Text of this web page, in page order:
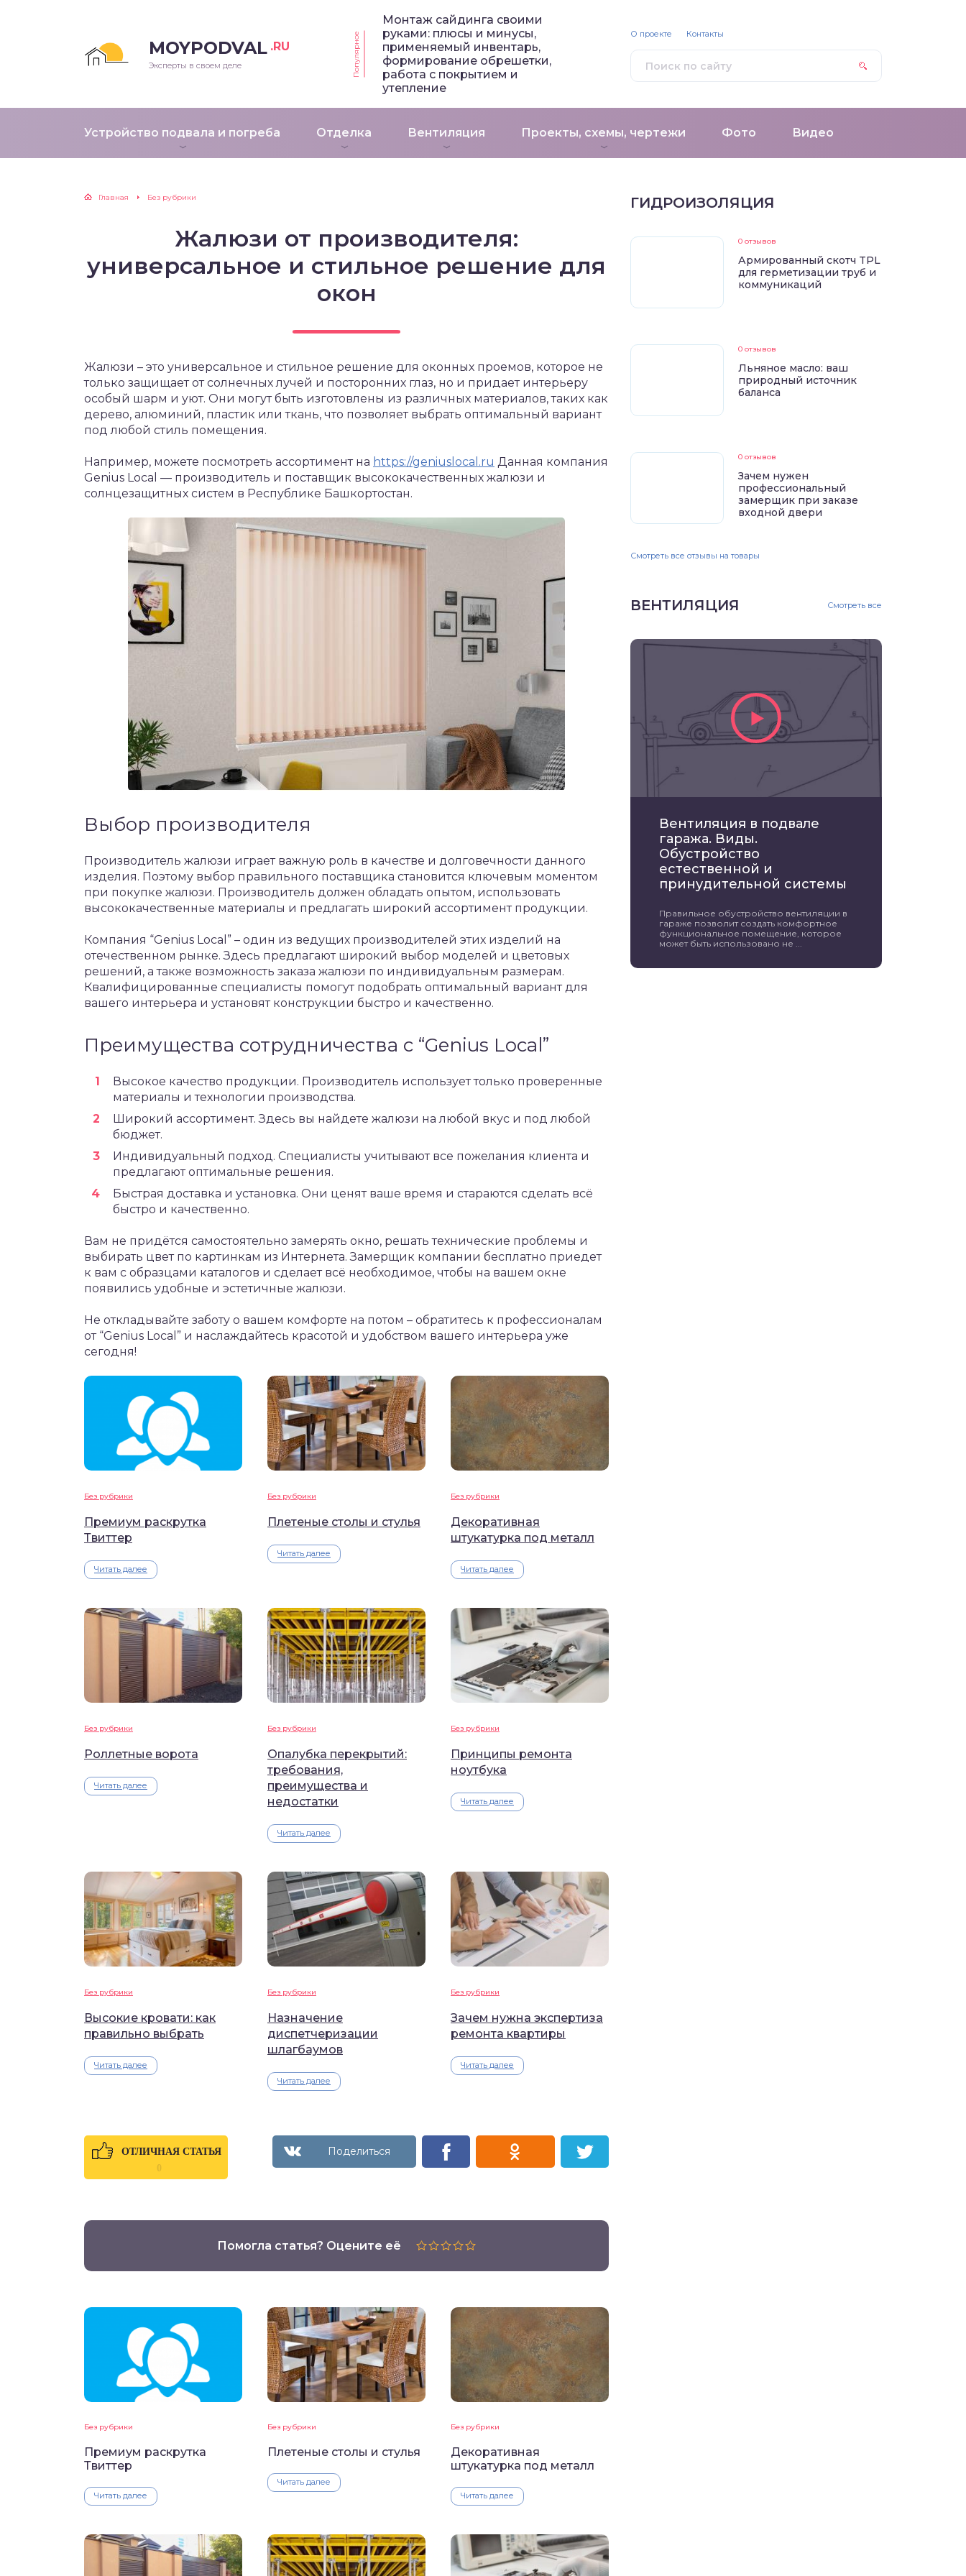
MOYPODVAL .RU
Эксперты в своем деле Популярное
Монтаж сайдинга своими
руками: плюсы и минусы,
применяемый инвентарь,
формирование обрешетки,
работа с покрытием и
утепление
Устройство подвала и погреба Отделка Вентиляция Проекты, схемы, чертежи Фото Видео
О проекте Контакты
Главная Без рубрики
Жалюзи от производителя:
универсальное и стильное решение для
окон
Жалюзи – это универсальное и стильное решение для оконных проемов, которое не
только защищает от солнечных лучей и посторонних глаз, но и придает интерьеру
особый шарм и уют. Они могут быть изготовлены из различных материалов, таких как
дерево, алюминий, пластик или ткань, что позволяет выбрать оптимальный вариант
под любой стиль помещения.
Например, можете посмотреть ассортимент на https://geniuslocal.ru Данная компания
Genius Local — производитель и поставщик высококачественных жалюзи и
солнцезащитных систем в Республике Башкортостан.
Выбор производителя
Производитель жалюзи играет важную роль в качестве и долговечности данного
изделия. Поэтому выбор правильного поставщика становится ключевым моментом
при покупке жалюзи. Производитель должен обладать опытом, использовать
высококачественные материалы и предлагать широкий ассортимент продукции.
Компания “Genius Local” – один из ведущих производителей этих изделий на
отечественном рынке. Здесь предлагают широкий выбор моделей и цветовых
решений, а также возможность заказа жалюзи по индивидуальным размерам.
Квалифицированные специалисты помогут подобрать оптимальный вариант для
вашего интерьера и установят конструкции быстро и качественно.
Преимущества сотрудничества с “Genius Local”
Высокое качество продукции. Производитель использует только проверенные
материалы и технологии производства.
Широкий ассортимент. Здесь вы найдете жалюзи на любой вкус и под любой
бюджет.
Индивидуальный подход. Специалисты учитывают все пожелания клиента и
предлагают оптимальные решения.
Быстрая доставка и установка. Они ценят ваше время и стараются сделать всё
быстро и качественно.
Вам не придётся самостоятельно замерять окно, решать технические проблемы и
выбирать цвет по картинкам из Интернета. Замерщик компании бесплатно приедет
к вам с образцами каталогов и сделает всё необходимое, чтобы на вашем окне
появились удобные и эстетичные жалюзи.
Не откладывайте заботу о вашем комфорте на потом – обратитесь к профессионалам
от “Genius Local” и наслаждайтесь красотой и удобством вашего интерьера уже
сегодня!
Без рубрики
Премиум раскрутка
Твиттер
Читать далее
Без рубрики
Плетеные столы и стулья
Читать далее
Без рубрики
Декоративная
штукатурка под металл
Читать далее
Без рубрики
Роллетные ворота
Читать далее
Без рубрики
Опалубка перекрытий:
требования,
преимущества и
недостатки
Читать далее
Без рубрики
Принципы ремонта
ноутбука
Читать далее
Без рубрики
Высокие кровати: как
правильно выбрать
Читать далее
Без рубрики
Назначение
диспетчеризации
шлагбаумов
Читать далее
Без рубрики
Зачем нужна экспертиза
ремонта квартиры
Читать далее
ОТЛИЧНАЯ СТАТЬЯ
0
Помогла статья? Оцените её
Без рубрики
Премиум раскрутка
Твиттер
Читать далее
Без рубрики
Плетеные столы и стулья
Читать далее
Без рубрики
Декоративная
штукатурка под металл
Читать далее
ГИДРОИЗОЛЯЦИЯ
0 отзывов
Армированный скотч TPL
для герметизации труб и
коммуникаций
0 отзывов
Льняное масло: ваш
природный источник
баланса
0 отзывов
Зачем нужен
профессиональный
замерщик при заказе
входной двери
Смотреть все отзывы на товары
ВЕНТИЛЯЦИЯ Смотреть все
Вентиляция в подвале
гаража. Виды.
Обустройство
естественной и
принудительной системы
Правильное обустройство вентиляции в
гараже позволит создать комфортное
функциональное помещение, которое
может быть использовано не ...